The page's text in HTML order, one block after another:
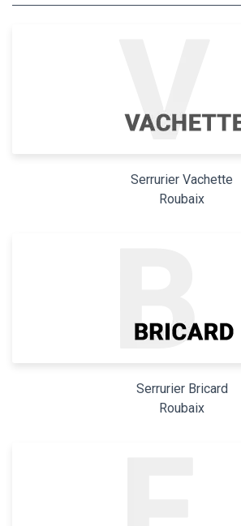
Serrurier Vachette
Roubaix
Serrurier Bricard
Roubaix